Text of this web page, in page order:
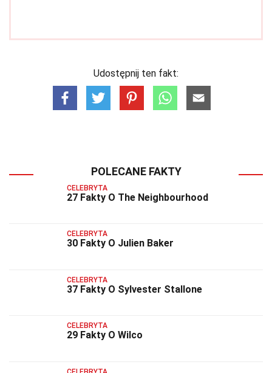
Udostępnij ten fakt:
POLECANE FAKTY
CELEBRYTA
27 Fakty O The Neighbourhood
CELEBRYTA
30 Fakty O Julien Baker
CELEBRYTA
37 Fakty O Sylvester Stallone
CELEBRYTA
29 Fakty O Wilco